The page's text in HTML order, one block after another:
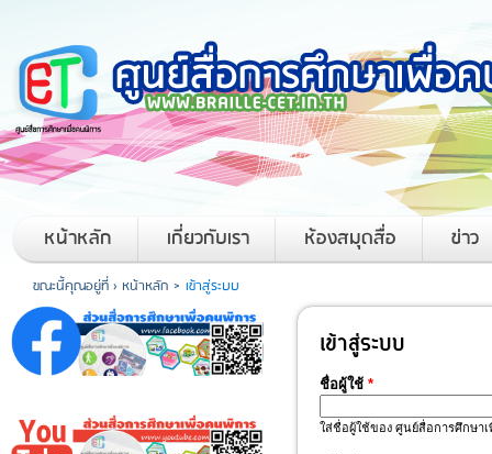
หน้าหลัก เกี่ยวกับเรา ห้องสมุดสื่อ ข่าว
ขณะนี้คุณอยู่ที่ › หน้าหลัก > เข้าสู่ระบบ
เข้าสู่ระบบ
ชื่อผู้ใช้ *
ใส่ชื่อผู้ใช้ของ ศูนย์สื่อการศึกษา